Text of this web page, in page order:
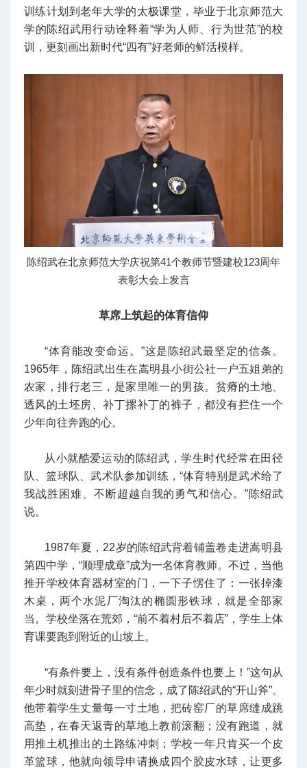
训练计划到老年大学的太极课堂，毕业于北京师范大
学的陈绍武用行动诠释着“学为人师、行为世范”的校
训，更刻画出新时代“四有”好老师的鲜活模样。
陈绍武在北京师范大学庆祝第41个教师节暨建校123周年
表彰大会上发言
草席上筑起的体育信仰
“体育能改变命运。”这是陈绍武最坚定的信条。
1965年，陈绍武出生在嵩明县小街公社一户五姐弟的
农家，排行老三，是家里唯一的男孩。贫瘠的土地、
透风的土坯房、补丁摞补丁的裤子，都没有拦住一个
少年向往奔跑的心。
从小就酷爱运动的陈绍武，学生时代经常在田径
队、篮球队、武术队参加训练，“体育特别是武术给了
我战胜困难、不断超越自我的勇气和信心。”陈绍武
说。
1987年夏，22岁的陈绍武背着铺盖卷走进嵩明县
第四中学，“顺理成章”成为一名体育教师。不过，当他
推开学校体育器材室的门，一下子愣住了：一张掉漆
木桌，两个水泥厂淘汰的椭圆形铁球，就是全部家
当。学校坐落在荒郊，“前不着村后不着店”，学生上体
育课要跑到附近的山坡上。
“有条件要上，没有条件创造条件也要上！”这句从
年少时就刻进骨子里的信念，成了陈绍武的“开山斧”。
他带着学生丈量每一寸土地，把砖窑厂的草席缝成跳
高垫，在春天返青的草地上教前滚翻；没有跑道，就
用推土机推出的土路练冲刺；学校一年只肯买一个皮
革篮球，他就向领导申请换成四个胶皮水球，让更多